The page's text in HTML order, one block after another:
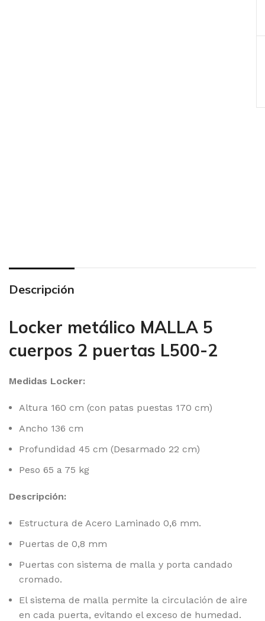
Descripción
Locker metálico MALLA 5
cuerpos 2 puertas L500-2
Medidas Locker:
Altura 160 cm (con patas puestas 170 cm)
Ancho 136 cm
Profundidad 45 cm (Desarmado 22 cm)
Peso 65 a 75 kg
Descripción:
Estructura de Acero Laminado 0,6 mm.
Puertas de 0,8 mm
Puertas con sistema de malla y porta candado
cromado.
El sistema de malla permite la circulación de aire
en cada puerta, evitando el exceso de humedad.